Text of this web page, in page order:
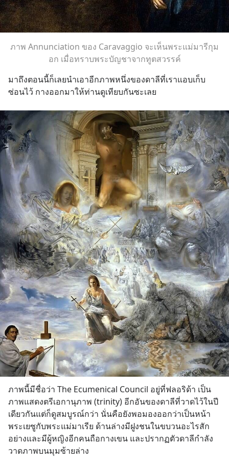
ภาพ Annunciation ของ Caravaggio จะเห็นพระแม่มารีกุม
อก เมื่อทราบพระบัญชาจากทูตสวรรค์
มาถึงตอนนี้ก็เลยนำเอาอีกภาพหนึ่งของดาลีที่เราแอบเก็บ
ซ่อนไว้ กางออกมาให้ท่านดูเทียบกันซะเลย
ภาพนี้มีชื่อว่า The Ecumenical Council อยู่ที่ฟลอริด้า เป็น
ภาพแสดงตรีเอกานุภาพ (trinity) อีกอันของดาลีที่วาดไว้ในปี
เดียวกันแต่ก็ดูสมบูรณ์กว่า นั่นคือยังพอมองออกว่าเป็นหน้า
พระเยซูกับพระแม่มาเรีย ด้านล่างมีฝูงชนในขบวนอะไรสัก
อย่างและมีผู้หญิงอีกคนถือกางเขน และปรากฏตัวดาลีกำลัง
วาดภาพบนมุมซ้ายล่าง